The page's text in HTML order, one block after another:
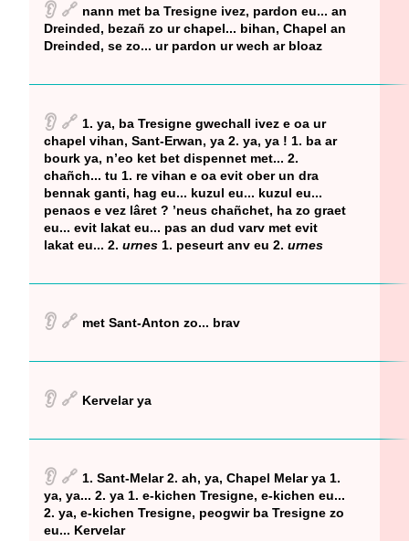
👂 🔗 nann met ba Tresigne ivez, pardon eu... an
Dreinded, bezañ zo ur chapel... bihan, Chapel an
Dreinded, se zo... ur pardon ur wech ar bloaz
👂 🔗 1. ya, ba Tresigne gwechall ivez e oa ur
chapel vihan, Sant-Erwan, ya 2. ya, ya ! 1. ba ar
bourk ya, n’eo ket bet dispennet met... 2.
chañch... tu 1. re vihan e oa evit ober un dra
bennak ganti, hag eu... kuzul eu... kuzul eu...
penaos e vez lâret ? ’neus chañchet, ha zo graet
eu... evit lakat eu... pas an dud varv met evit
lakat eu... 2. urnes 1. peseurt anv eu 2. urnes
👂 🔗 met Sant-Anton zo... brav
👂 🔗 Kervelar ya
👂 🔗 1. Sant-Melar 2. ah, ya, Chapel Melar ya 1.
ya, ya... 2. ya 1. e-kichen Tresigne, e-kichen eu...
2. ya, e-kichen Tresigne, peogwir ba Tresigne zo
eu... Kervelar